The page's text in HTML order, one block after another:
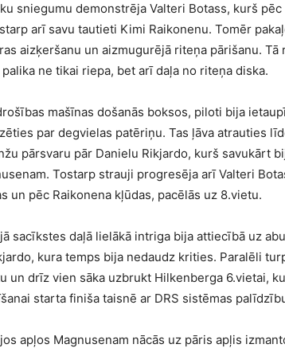
sniegumu demonstrēja Valteri Botass, kurš
arī savu tautieti Kimi Raikonenu. Tomēr
aizķeršanu un aizmugurējā riteņa pārišanu.
ne tikai riepa, bet arī daļa no riteņa diska.
mašīnas došanās boksos, piloti bija
par degvielas patēriņu. Tas ļāva atrauties
pārsvaru pār Danielu Rikjardo, kurš savukārt
Tostarp strauji progresēja arī Valteri
un pēc Raikonena kļūdas, pacēlās uz 8.vietu.
sacīkstes daļā lielākā intriga bija attiecībā uz
kura temps bija nedaudz krities. Paralēli
un drīz vien sāka uzbrukt Hilkenberga 6.vietai,
starta finiša taisnē ar DRS sistēmas
apļos Magnusenam nācās uz pāris apļis